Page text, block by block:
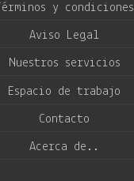
Términos y condiciones
Aviso Legal
Nuestros servicios
Espacio de trabajo
Contacto
Acerca de..